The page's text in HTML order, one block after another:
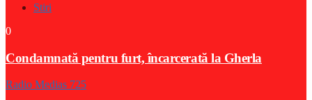
Stiri
0
Condamnată pentru furt, încarcerată la Gherla
Radio Medias 725